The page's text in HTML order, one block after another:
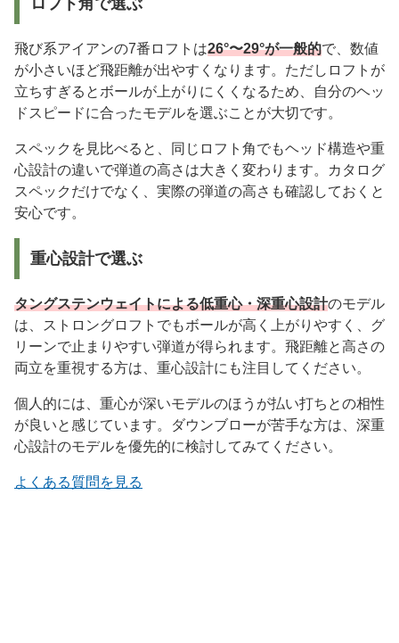
飛び系アイアンの7番ロフトは26°〜29°が一般的で、数値
が小さいほど飛距離が出やすくなります。ただしロフトが
立ちすぎるとボールが上がりにくくなるため、自分のヘッ
ドスピードに合ったモデルを選ぶことが大切です。
スペックを見比べると、同じロフト角でもヘッド構造や重
心設計の違いで弾道の高さは大きく変わります。カタログ
スペックだけでなく、実際の弾道の高さも確認しておくと
安心です。
重心設計で選ぶ
タングステンウェイトによる低重心・深重心設計のモデル
は、ストロングロフトでもボールが高く上がりやすく、グ
リーンで止まりやすい弾道が得られます。飛距離と高さの
両立を重視する方は、重心設計にも注目してください。
個人的には、重心が深いモデルのほうが払い打ちとの相性
が良いと感じています。ダウンブローが苦手な方は、深重
心設計のモデルを優先的に検討してみてください。
よくある質問を見る